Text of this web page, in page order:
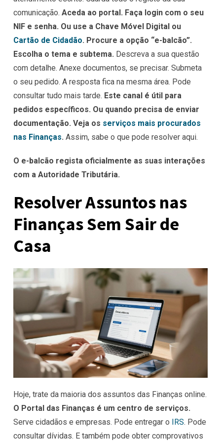
comunicação. Aceda ao portal. Faça login com o seu
NIF e senha. Ou use a Chave Móvel Digital ou
Cartão de Cidadão. Procure a opção “e-balcão”.
Escolha o tema e subtema. Descreva a sua questão
com detalhe. Anexe documentos, se precisar. Submeta
o seu pedido. A resposta fica na mesma área. Pode
consultar tudo mais tarde. Este canal é útil para
pedidos específicos. Ou quando precisa de enviar
documentação. Veja os serviços mais procurados
nas Finanças. Assim, sabe o que pode resolver aqui.
O e-balcão regista oficialmente as suas interações
com a Autoridade Tributária.
Resolver Assuntos nas
Finanças Sem Sair de
Casa
Hoje, trate da maioria dos assuntos das Finanças online.
O Portal das Finanças é um centro de serviços.
Serve cidadãos e empresas. Pode entregar o IRS. Pode
consultar dívidas. E também pode obter comprovativos